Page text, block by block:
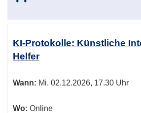
KI-Protokolle: Künstliche
Helfer
Wann: Mi. 02.12.2026, 17.30 Uhr
Wo: Online